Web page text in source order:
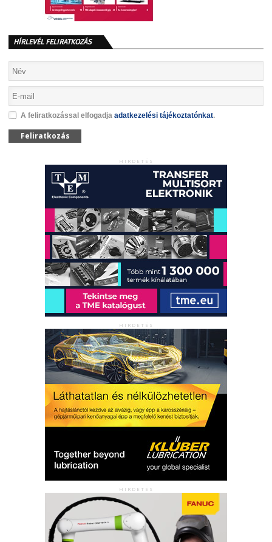
HÍRLEVÉL FELIRATKOZÁS
A feliratkozással elfogadja adatkezelési tájékoztatónkat.
Feliratkozás
HIRDETÉS
HIRDETÉS
HIRDETÉS